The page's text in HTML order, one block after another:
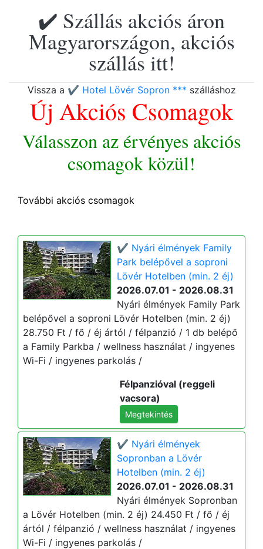
✔️ Szállás akciós áron
Magyarországon, akciós
szállás itt!
Vissza a ✔️ Hotel Lövér Sopron *** szálláshoz
Új Akciós Csomagok
Válasszon az érvényes akciós
csomagok közül!
További akciós csomagok
✔️ Nyári élmények Family
Park belépővel a soproni
Lövér Hotelben (min. 2 éj)
2026.07.01 - 2026.08.31
Nyári élmények Family Park
belépővel a soproni Lövér Hotelben (min. 2 éj)
28.750 Ft / fő / éj ártól / félpanzió / 1 db belépő
a Family Parkba / wellness használat / ingyenes
Wi-Fi / ingyenes parkolás /
Félpanzióval (reggeli
vacsora)
Megtekintés
✔️ Nyári élmények
Sopronban a Lövér
Hotelben (min. 2 éj)
2026.07.01 - 2026.08.31
Nyári élmények Sopronban
a Lövér Hotelben (min. 2 éj) 24.450 Ft / fő / éj
ártól / félpanzió / wellness használat / ingyenes
Wi-Fi / ingyenes parkolás /